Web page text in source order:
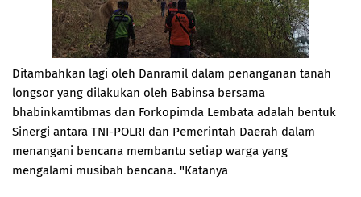
Ditambahkan lagi oleh Danramil dalam penanganan tanah
longsor yang dilakukan oleh Babinsa bersama
bhabinkamtibmas dan Forkopimda Lembata adalah bentuk
Sinergi antara TNI-POLRI dan Pemerintah Daerah dalam
menangani bencana membantu setiap warga yang
mengalami musibah bencana. "Katanya